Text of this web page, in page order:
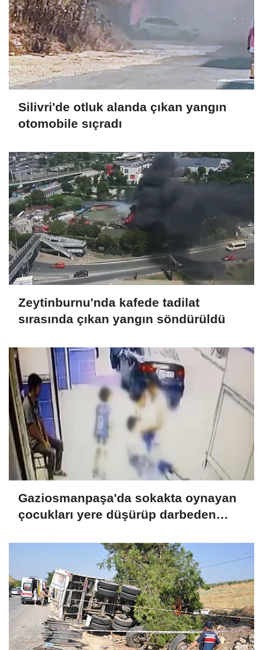
Silivri'de otluk alanda çıkan yangın
otomobile sıçradı
Zeytinburnu'nda kafede tadilat
sırasında çıkan yangın söndürüldü
Gaziosmanpaşa'da sokakta oynayan
çocukları yere düşürüp darbeden